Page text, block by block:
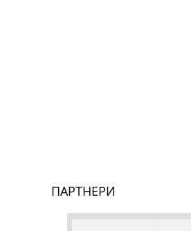
ПАРТНЕРИ